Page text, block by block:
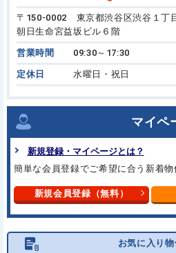
〒150-0002 東京都渋谷区渋谷１丁
朝日生命宮益坂ビル６階
営業時間 09:30～17:30
定休日 水曜日・祝日
マイペ
新規登録・マイページとは？
簡単な会員登録でご希望に合う新着物
新規会員登録（無料）
お気に入り